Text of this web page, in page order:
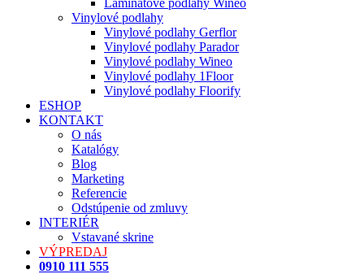
Laminátové podlahy Wineo
Vinylové podlahy
Vinylové podlahy Gerflor
Vinylové podlahy Parador
Vinylové podlahy Wineo
Vinylové podlahy 1Floor
Vinylové podlahy Floorify
ESHOP
KONTAKT
O nás
Katalógy
Blog
Marketing
Referencie
Odstúpenie od zmluvy
INTERIÉR
Vstavané skrine
VÝPREDAJ
0910 111 555